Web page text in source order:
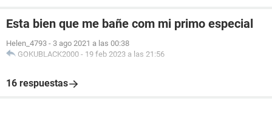
Esta bien que me bañe com mi primo especial
Helen_4793 - 3 ago 2021 a las 00:38
GOKUBLACK2000 - 19 feb 2023 a las 21:56
16 respuestas